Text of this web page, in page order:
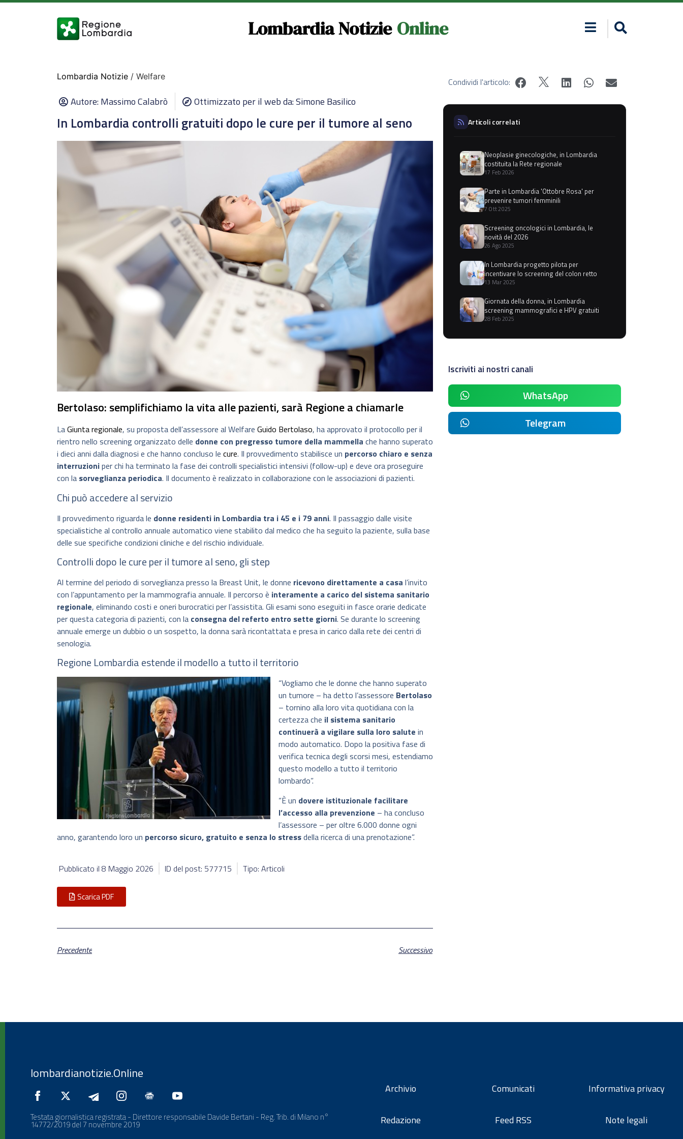
Lombardia Notizie Online
Lombardia Notizie / Welfare
Autore:Massimo Calabrò Ottimizzato per il web da: Simone Basilico
In Lombardia controlli gratuiti dopo le cure per il tumore al seno
Bertolaso: semplifichiamo la vita alle pazienti, sarà Regione a chiamarle
LaGiuntaregionale, su proposta dell’assessore al Welfare Guido Bertolaso, ha approvato il protocollo per il
rientro nello screening organizzato delle donne con pregresso tumore della mammella che hanno superato
i dieci anni dalla diagnosi e che hanno concluso le cure. Il provvedimento stabilisce un percorso chiaro e senza
interruzioniper chi ha terminato la fase dei controlli specialistici intensivi (follow-up) e deve ora proseguire
con la sorveglianza periodica. Il documento è realizzato in collaborazione con le associazioni di pazienti.
Chi può accedere al servizio
Il provvedimento riguarda le donne residenti in Lombardia tra i 45 e i 79 anni. Il passaggio dalle visite
specialistiche al controllo annuale automatico viene stabilito dal medico che ha seguito la paziente, sulla base
delle sue specifiche condizioni cliniche e del rischio individuale.
Controlli dopo le cure per il tumore al seno, gli step
Al termine del periodo di sorveglianza presso la Breast Unit, le donne ricevono direttamente a casa l’invito
con l’appuntamento per la mammografia annuale. Il percorso è interamente a carico del sistema sanitario
regionale, eliminando costi e oneri burocratici per l’assistita. Gli esami sono eseguiti in fasce orarie dedicate
per questa categoria di pazienti, con la consegna del referto entro sette giorni. Se durante lo screening
annuale emerge un dubbio o un sospetto, la donna sarà ricontattata e presa in carico dalla rete dei centri di
senologia.
Regione Lombardia estende il modello a tutto il territorio
“Vogliamo che le donne che hanno superato
un tumore – ha detto l’assessore Bertolaso
– tornino alla loro vita quotidiana con la
certezza che il sistema sanitario
continuerà a vigilare sulla loro salute in
modo automatico. Dopo la positiva fase di
verifica tecnica degli scorsi mesi, estendiamo
questo modello a tutto il territorio
lombardo”.
“È un dovere istituzionale facilitare
l’accesso alla prevenzione – ha concluso
l’assessore – per oltre 6.000 donne ogni
anno, garantendo loro un percorso sicuro, gratuito e senza lo stressdella ricerca di una prenotazione”.
Pubblicato il 8 Maggio 2026 ID del post: 577715 Tipo: Articoli
Scarica PDF
Precedente Successivo
Condividi l'articolo:
Articoli correlati
Neoplasie ginecologiche, in Lombardia
costituita la Rete regionale
17 Feb 2026
Parte in Lombardia 'Ottobre Rosa' per
prevenire tumori femminili
7 Ott 2025
Screening oncologici in Lombardia, le
novità del 2026
26 Ago 2025
In Lombardia progetto pilota per
incentivare lo screening del colon retto
13 Mar 2025
Giornata della donna, in Lombardia
screening mammografici e HPV gratuiti
28 Feb 2025
Iscriviti ai nostri canali
WhatsApp
Telegram
lombardianotizie.Online
Testata giornalistica registrata - Direttore responsabile Davide Bertani - Reg. Trib. di Milano n°
14772/2019 del 7 novembre 2019
Archivio
Redazione
Comunicati
Feed RSS
Informativa privacy
Note legali